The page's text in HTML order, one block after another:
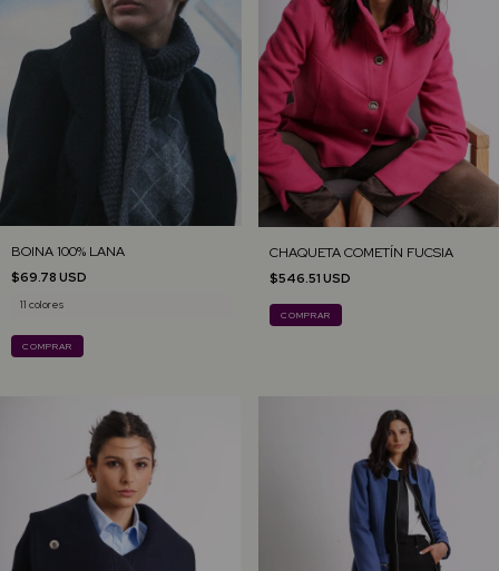
BOINA 100% LANA
$69.78 USD
11 colores
COMPRAR
CHAQUETA COMETÍN FUCSIA
$546.51 USD
COMPRAR